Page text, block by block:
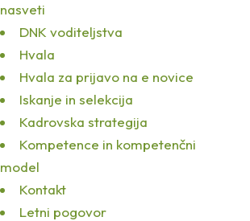
nasveti
DNK voditeljstva
Hvala
Hvala za prijavo na e novice
Iskanje in selekcija
Kadrovska strategija
Kompetence in kompetenčni
model
Kontakt
Letni pogovor